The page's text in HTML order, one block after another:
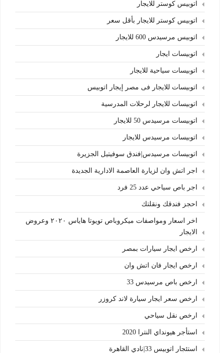
اتوبيس كوستر للايجار
اتوبيس كوستر للايجار بأقل سعر
اتوبيس مرسيدس 600 للايجار
اتوبيسات ايجار
اتوبيسات سياحية للايجار
اتوبيسات للايجار فى مصر إيجار اتوبيس
اتوبيسات للايجار لرحلات المدرسية
اتوبيسات مرسيدس 50 للايجار
اتوبيسات مرسيدس للايجار
اتوبيسات مرسيدس|فندق سوفيتيل الجزيرة
اجر اتش وان لزيارة العاصمة الادارية الجديدة
اجر باص سياحي عدد 25 فرد
احجز فندقك ونقلتك
اخر اسعار ومواصفات ميكروباص تويوتا هاياس ٢٠٢٠ وعروض
الايجار
ارخص ايجار سيارات بمصر
ارخص ايجار فان اتش وان
ارخص باص مرسيدس 33
ارخص سعر ايجار سيارة لاند كروزر
ارخص نقل سياحي
استأجر هيونداي النترا 2020
استئجار اتوبيس 33|نادي القاهرة